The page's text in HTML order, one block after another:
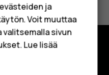
ja
Voit muuttaa
valitsemalla sivun
Lue lisää